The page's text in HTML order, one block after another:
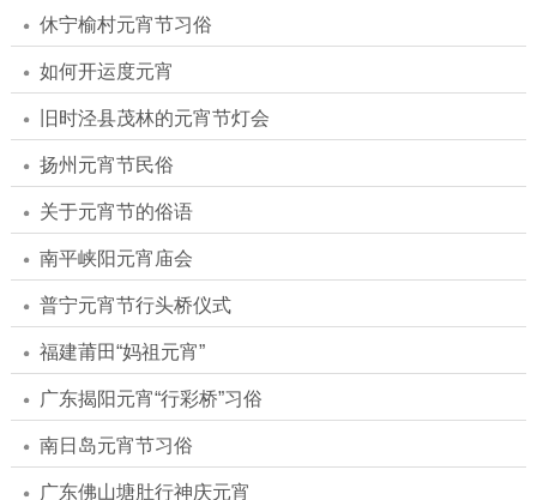
休宁榆村元宵节习俗
如何开运度元宵
旧时泾县茂林的元宵节灯会
扬州元宵节民俗
关于元宵节的俗语
南平峡阳元宵庙会
普宁元宵节行头桥仪式
福建莆田“妈祖元宵”
广东揭阳元宵“行彩桥”习俗
南日岛元宵节习俗
广东佛山塘肚行神庆元宵